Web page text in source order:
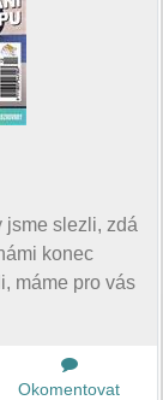
jsme slezli, zdá
konec
máme pro vás
Okomentovat